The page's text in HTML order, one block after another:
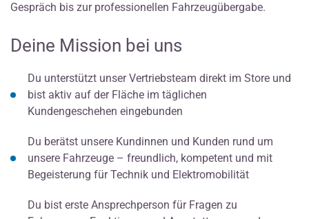
Gespräch bis zur professionellen Fahrzeugübergabe.
Deine Mission bei uns
Du unterstützt unser Vertriebsteam direkt im Store und
bist aktiv auf der Fläche im täglichen
Kundengeschehen eingebunden
Du berätst unsere Kundinnen und Kunden rund um
unsere Fahrzeuge – freundlich, kompetent und mit
Begeisterung für Technik und Elektromobilität
Du bist erste Ansprechperson für Fragen zu